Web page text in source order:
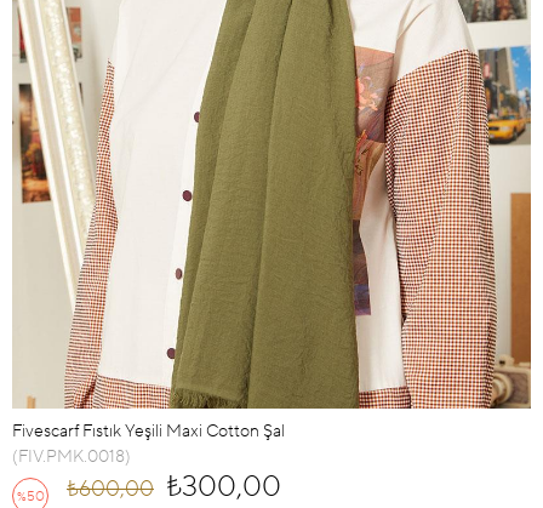
Fivescarf Fıstık Yeşili Maxi Cotton Şal
(FIV.PMK.0018)
%50 ₺600,00 ₺300,00